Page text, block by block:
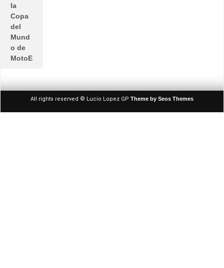
la
Copa
del
Mund
o de
MotoE
All rights reserved © Lucio Lopez GP Theme by Seos Themes